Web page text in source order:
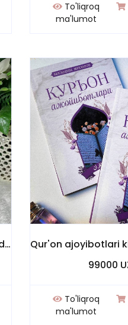
To'liqroq
ma'lumot
Raqamlashgan dunyoda farzand qanday tarbiyalanadi "Farzandlarimizni ximoya qilish o'z qo'limizda"
99000
To'liqroq
ma'lumot